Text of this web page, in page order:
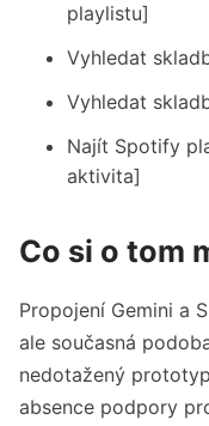
playlistu]
Vyhledat
Vyhledat
Najít Spotify
aktivita]
Co si o tom
Propojení Gemini a
ale současná
nedotažený
absence podpory